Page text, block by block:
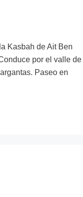
Kasbah de Ait Ben
por el valle de
Paseo en